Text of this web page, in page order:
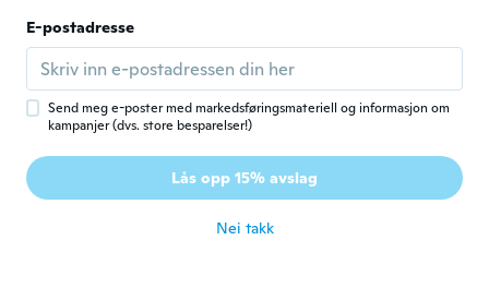
蒼 蒼葉
Ble med i 2020 · 15 omtaler · 13 opplastinger
ca. 3 år siden
V Vilde Henriksen
Ble med i 2015 · 17 omtaler · 1 opplastinger
Very bad quality!
E-postadresse
Send meg e-poster med markedsføringsmateriell og informasjon om
kampanjer (dvs. store besparelser!)
Lås opp 15% avslag
Nei takk